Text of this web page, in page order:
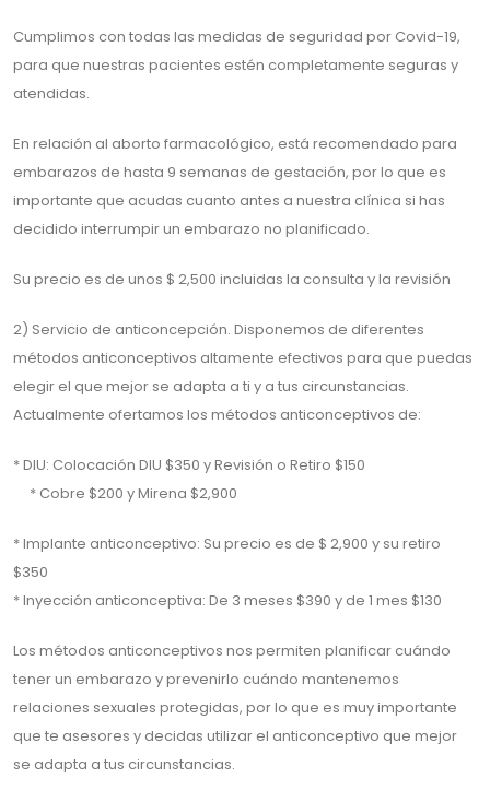
Cumplimos con todas las medidas de seguridad por Covid-19,
para que nuestras pacientes estén completamente seguras y
atendidas.
En relación al aborto farmacológico, está recomendado para
embarazos de hasta 9 semanas de gestación, por lo que es
importante que acudas cuanto antes a nuestra clínica si has
decidido interrumpir un embarazo no planificado.
Su precio es de unos $ 2,500 incluidas la consulta y la revisión
2) Servicio de anticoncepción. Disponemos de diferentes
métodos anticonceptivos altamente efectivos para que puedas
elegir el que mejor se adapta a ti y a tus circunstancias.
Actualmente ofertamos los métodos anticonceptivos de:
* DIU: Colocación DIU $350 y Revisión o Retiro $150
* Cobre $200 y Mirena $2,900
* Implante anticonceptivo: Su precio es de $ 2,900 y su retiro
$350
* Inyección anticonceptiva: De 3 meses $390 y de 1 mes $130
Los métodos anticonceptivos nos permiten planificar cuándo
tener un embarazo y prevenirlo cuándo mantenemos
relaciones sexuales protegidas, por lo que es muy importante
que te asesores y decidas utilizar el anticonceptivo que mejor
se adapta a tus circunstancias.